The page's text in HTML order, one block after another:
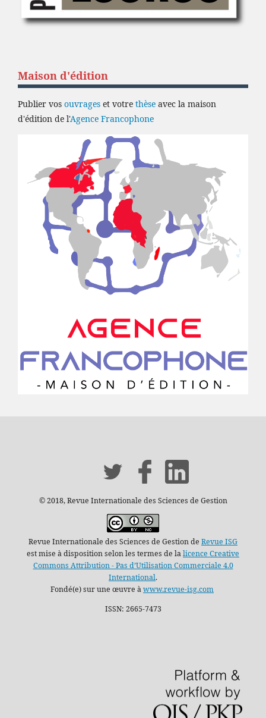
Maison d'édition
Publier vos ouvrages et votre thèse avec la maison
d'édition de l'Agence Francophone
© 2018, Revue Internationale des Sciences de Gestion
Revue Internationale des Sciences de Gestion de Revue ISG
est mise à disposition selon les termes de lalicence Creative
Commons Attribution - Pas d’Utilisation Commerciale 4.0
International.
Fondé(e) sur une œuvre àwww.revue-isg.com
ISSN: 2665-7473